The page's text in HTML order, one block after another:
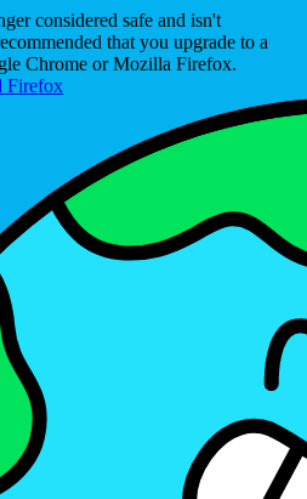
considered safe and isn't
that you upgrade to a
Chrome or Mozilla Firefox.
Firefox